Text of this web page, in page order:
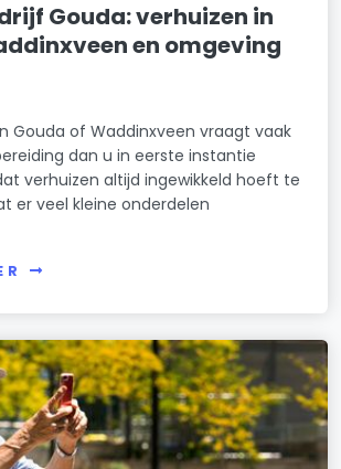
Gouda: verhuizen in
en omgeving
Gouda of Waddinxveen vraagt vaak
dan u in eerste instantie
verhuizen altijd ingewikkeld hoeft te
er veel kleine onderdelen